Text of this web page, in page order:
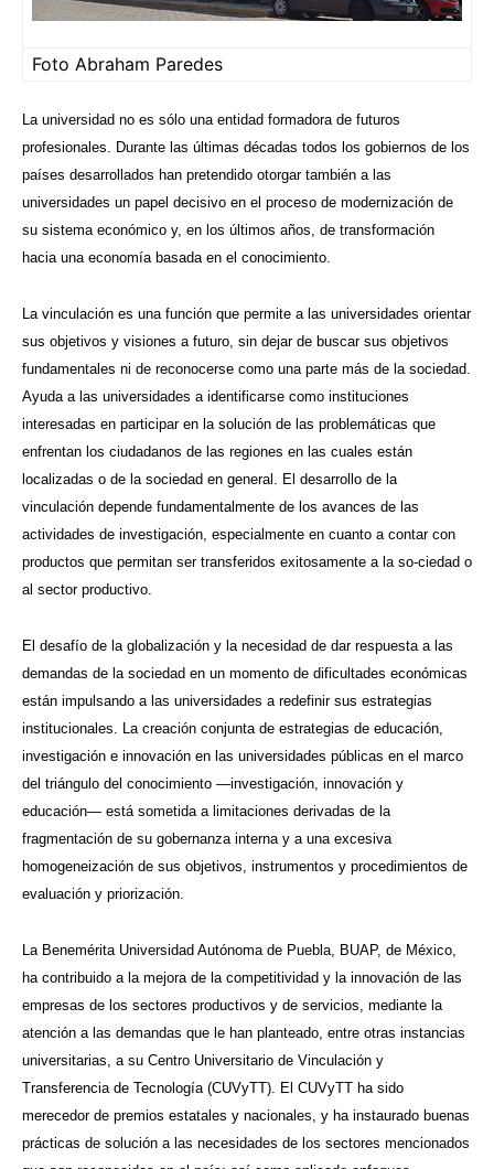
Foto Abraham Paredes
La universidad no es sólo una entidad formadora de futuros
profesionales. Durante las últimas décadas todos los gobiernos de los
países desarrollados han pretendido otorgar también a las
universidades un papel decisivo en el proceso de modernización de
su sistema económico y, en los últimos años, de transformación
hacia una economía basada en el conocimiento.
La vinculación es una función que permite a las universidades orientar
sus objetivos y visiones a futuro, sin dejar de buscar sus objetivos
fundamentales ni de reconocerse como una parte más de la sociedad.
Ayuda a las universidades a identificarse como instituciones
interesadas en participar en la solución de las problemáticas que
enfrentan los ciudadanos de las regiones en las cuales están
localizadas o de la sociedad en general. El desarrollo de la
vinculación depende fundamentalmente de los avances de las
actividades de investigación, especialmente en cuanto a contar con
productos que permitan ser transferidos exitosamente a la so-ciedad o
al sector productivo.
El desafío de la globalización y la necesidad de dar respuesta a las
demandas de la sociedad en un momento de dificultades económicas
están impulsando a las universidades a redefinir sus estrategias
institucionales. La creación conjunta de estrategias de educación,
investigación e innovación en las universidades públicas en el marco
del triángulo del conocimiento —investigación, innovación y
educación— está sometida a limitaciones derivadas de la
fragmentación de su gobernanza interna y a una excesiva
homogeneización de sus objetivos, instrumentos y procedimientos de
evaluación y priorización.
La Benemérita Universidad Autónoma de Puebla, BUAP, de México,
ha contribuido a la mejora de la competitividad y la innovación de las
empresas de los sectores productivos y de servicios, mediante la
atención a las demandas que le han planteado, entre otras instancias
universitarias, a su Centro Universitario de Vinculación y
Transferencia de Tecnología (CUVyTT). El CUVyTT ha sido
merecedor de premios estatales y nacionales, y ha instaurado buenas
prácticas de solución a las necesidades de los sectores mencionados